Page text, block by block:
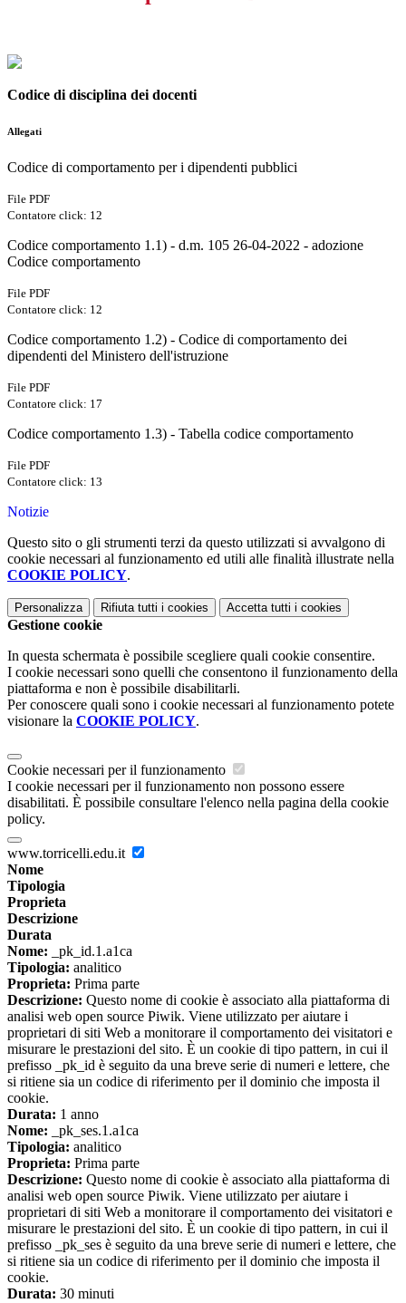
Codice di disciplina dei docenti
Allegati
Codice di comportamento per i dipendenti pubblici
File PDF
Contatore click: 12
Codice comportamento 1.1) - d.m. 105 26-04-2022 - adozione
Codice comportamento
File PDF
Contatore click: 12
Codice comportamento 1.2) - Codice di comportamento dei
dipendenti del Ministero dell'istruzione
File PDF
Contatore click: 17
Codice comportamento 1.3) - Tabella codice comportamento
File PDF
Contatore click: 13
Notizie
Questo sito o gli strumenti terzi da questo utilizzati si avvalgono di
cookie necessari al funzionamento ed utili alle finalità illustrate nella
COOKIE POLICY.
Personalizza Rifiuta tutti i cookies Accetta tutti i cookies
Gestione cookie
In questa schermata è possibile scegliere quali cookie consentire.
I cookie necessari sono quelli che consentono il funzionamento della
piattaforma e non è possibile disabilitarli.
Per conoscere quali sono i cookie necessari al funzionamento potete
visionare la COOKIE POLICY.
Cookie necessari per il funzionamento
I cookie necessari per il funzionamento non possono essere
disabilitati. È possibile consultare l'elenco nella pagina della cookie
policy.
www.torricelli.edu.it
Nome
Tipologia
Proprieta
Descrizione
Durata
Nome: _pk_id.1.a1ca
Tipologia: analitico
Proprieta: Prima parte
Descrizione: Questo nome di cookie è associato alla piattaforma di
analisi web open source Piwik. Viene utilizzato per aiutare i
proprietari di siti Web a monitorare il comportamento dei visitatori e
misurare le prestazioni del sito. È un cookie di tipo pattern, in cui il
prefisso _pk_id è seguito da una breve serie di numeri e lettere, che
si ritiene sia un codice di riferimento per il dominio che imposta il
cookie.
Durata: 1 anno
Nome: _pk_ses.1.a1ca
Tipologia: analitico
Proprieta: Prima parte
Descrizione: Questo nome di cookie è associato alla piattaforma di
analisi web open source Piwik. Viene utilizzato per aiutare i
proprietari di siti Web a monitorare il comportamento dei visitatori e
misurare le prestazioni del sito. È un cookie di tipo pattern, in cui il
prefisso _pk_ses è seguito da una breve serie di numeri e lettere, che
si ritiene sia un codice di riferimento per il dominio che imposta il
cookie.
Durata: 30 minuti